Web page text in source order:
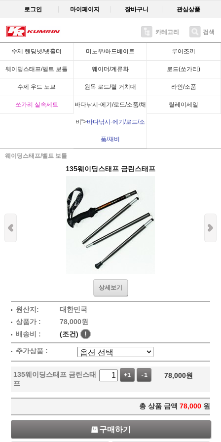
로그인 마이페이지 장바구니 관심상품
카테고리 검색
수제 랜딩넷/넷홀더 미노우/하드베이트 루어조끼
웨이딩스태프/벨트 보틀 웨이더/계류화 로드(쏘가리)
수제 우드 노브 원목 로드/릴 거치대 라인/소품
쏘가리 실속세트 바다낚시-에기/로드/소품/채
비">바다낚시-에기/로드/소
품/채비
릴레이세일
웨이딩스태프/벨트 보틀
Recent
135웨이딩스태프 금린스태프
상세보기
원산지:
대한민국
상품가 :
78,000원
배송비 :
(조건) !
추가상품 :
135웨이딩스태프 금린스태
프
+1 -1 78,000원
총 상품 금액 78,000 원
구매하기